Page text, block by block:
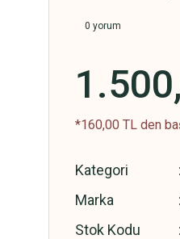
0 yorum
*160,00 TL den
Kategori
Marka
Stok Kodu